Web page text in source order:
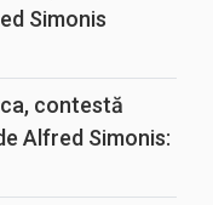
Simonis
contestă
Alfred Simonis: